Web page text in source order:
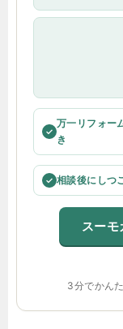
✓
万一リフォー
き
✓ 相談後にしつ
スーモ
3分でかん